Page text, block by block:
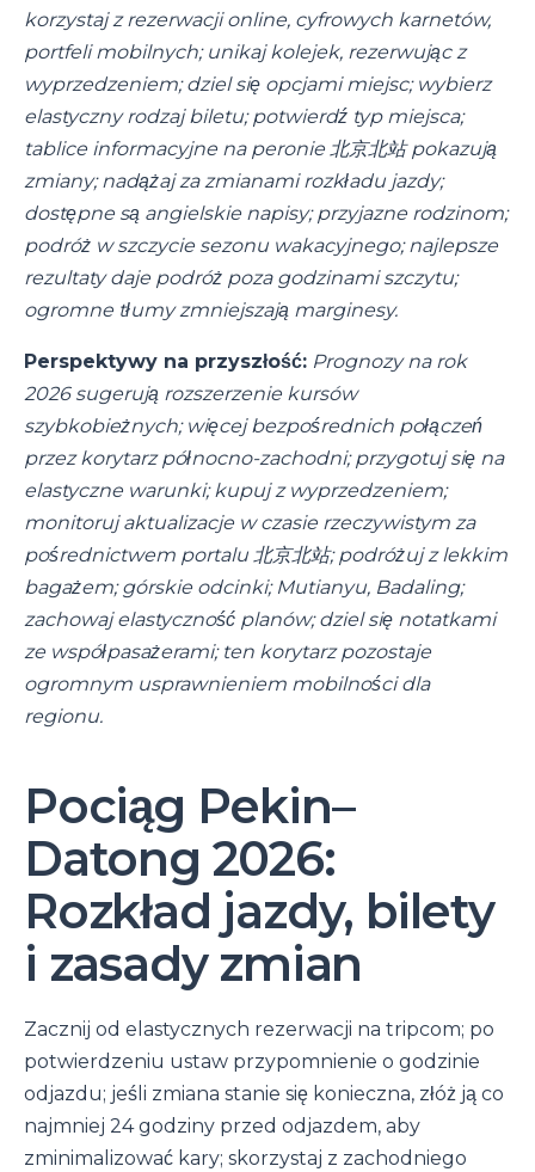
korzystaj z rezerwacji online, cyfrowych karnetów,
portfeli mobilnych; unikaj kolejek, rezerwując z
wyprzedzeniem; dziel się opcjami miejsc; wybierz
elastyczny rodzaj biletu; potwierdź typ miejsca;
tablice informacyjne na peronie 北京北站 pokazują
zmiany; nadążaj za zmianami rozkładu jazdy;
dostępne są angielskie napisy; przyjazne rodzinom;
podróż w szczycie sezonu wakacyjnego; najlepsze
rezultaty daje podróż poza godzinami szczytu;
ogromne tłumy zmniejszają marginesy.
Perspektywy na przyszłość: Prognozy na rok
2026 sugerują rozszerzenie kursów
szybkobieżnych; więcej bezpośrednich połączeń
przez korytarz północno-zachodni; przygotuj się na
elastyczne warunki; kupuj z wyprzedzeniem;
monitoruj aktualizacje w czasie rzeczywistym za
pośrednictwem portalu 北京北站; podróżuj z lekkim
bagażem; górskie odcinki; Mutianyu, Badaling;
zachowaj elastyczność planów; dziel się notatkami
ze współpasażerami; ten korytarz pozostaje
ogromnym usprawnieniem mobilności dla
regionu.
Pociąg Pekin–
Datong 2026:
Rozkład jazdy, bilety
i zasady zmian
Zacznij od elastycznych rezerwacji na tripcom; po
potwierdzeniu ustaw przypomnienie o godzinie
odjazdu; jeśli zmiana stanie się konieczna, złóż ją co
najmniej 24 godziny przed odjazdem, aby
zminimalizować kary; skorzystaj z zachodniego